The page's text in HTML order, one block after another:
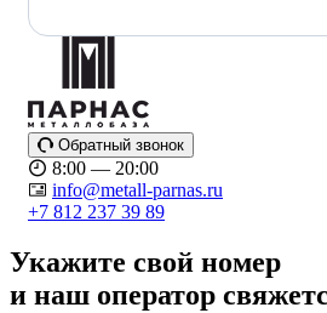
Обратный звонок
8:00 — 20:00
info@metall-parnas.ru
+7 812 237 39 89
Укажите свой номер
и наш оператор